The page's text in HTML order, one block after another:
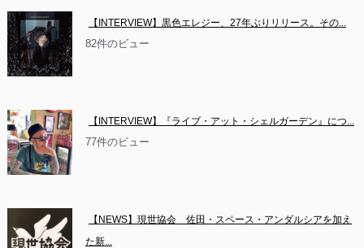
【INTERVIEW】黒色エレジー、27年ぶりリリース。その...
82件のビュー
【INTERVIEW】『ライブ・アット・シェルガーデン』につ...
77件のビュー
【NEWS】現世協会　佐田・スペース・アンダルシアを加え
た新...